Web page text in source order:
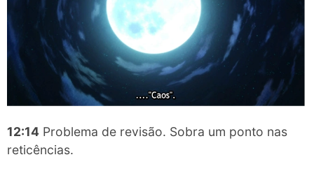
12:14 Problema de revisão. Sobra um ponto nas
reticências.